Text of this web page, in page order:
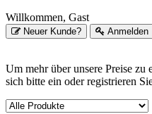
Willkommen, Gast
Neuer Kunde? Anmelden
Um mehr über unsere Preise zu
sich bitte ein oder registrieren